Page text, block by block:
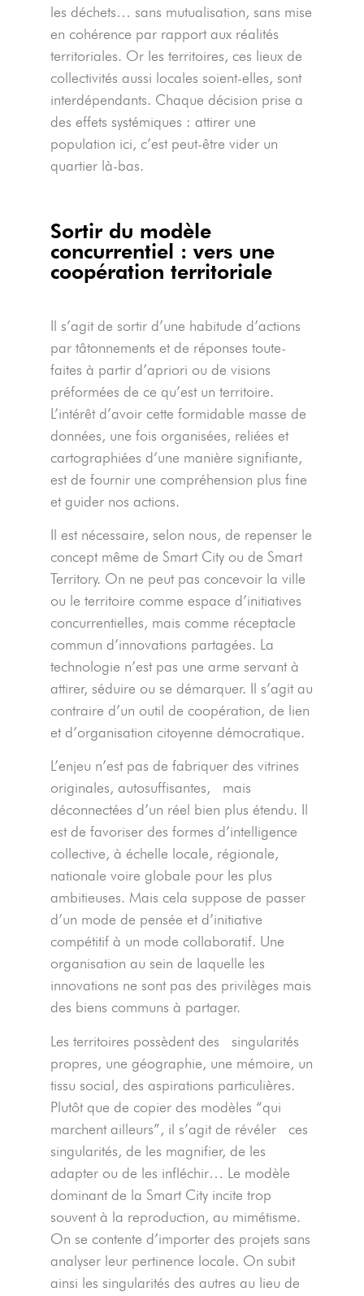
les déchets… sans mutualisation, sans mise
en cohérence par rapport aux réalités
territoriales. Or les territoires, ces lieux de
collectivités aussi locales soient-elles, sont
interdépendants. Chaque décision prise a
des effets systémiques : attirer une
population ici, c’est peut-être vider un
quartier là-bas.
Sortir du modèle
concurrentiel : vers une
coopération territoriale
Il s’agit de sortir d’une habitude d’actions
par tâtonnements et de réponses toute-
faites à partir d’apriori ou de visions
préformées de ce qu’est un territoire.
L’intérêt d’avoir cette formidable masse de
données, une fois organisées, reliées et
cartographiées d’une manière signifiante,
est de fournir une compréhension plus fine
et guider nos actions.
Il est nécessaire, selon nous, de repenser le
concept même de Smart City ou de Smart
Territory. On ne peut pas concevoir la ville
ou le territoire comme espace d’initiatives
concurrentielles, mais comme réceptacle
commun d’innovations partagées. La
technologie n’est pas une arme servant à
attirer, séduire ou se démarquer. Il s’agit au
contraire d’un outil de coopération, de lien
et d’organisation citoyenne démocratique.
L’enjeu n’est pas de fabriquer des vitrines
originales, autosuffisantes,
mais
déconnectées d’un réel bien plus étendu. Il
est de favoriser des formes d’intelligence
collective, à échelle locale, régionale,
nationale voire globale pour les plus
ambitieuses. Mais cela suppose de passer
d’un mode de pensée et d’initiative
compétitif à un mode collaboratif. Une
organisation au sein de laquelle les
innovations ne sont pas des privilèges mais
des biens communs à partager.
Les territoires possèdent des
singularités
propres, une géographie, une mémoire, un
tissu social, des aspirations particulières.
Plutôt que de copier des modèles “qui
marchent ailleurs”, il s’agit de révéler
ces
singularités, de les magnifier, de les
adapter ou de les infléchir… Le modèle
dominant de la Smart City incite trop
souvent à la reproduction, au mimétisme.
On se contente d’importer des projets sans
analyser leur pertinence locale. On subit
ainsi les singularités des autres au lieu de